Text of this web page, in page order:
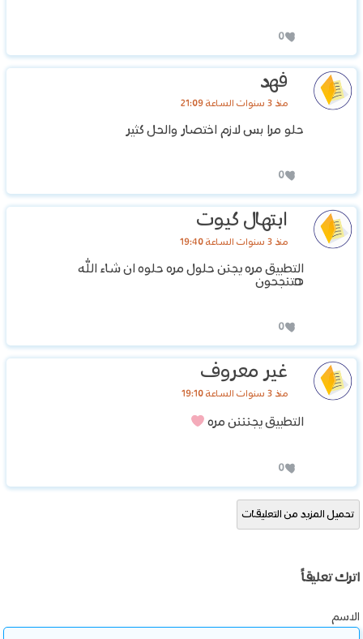
0
فهد
منذ 3 سنوات الساعة 21:09
حلو مرا بس لازم اختصار والحل كثير
0
ابتهال كيوت
منذ 3 سنوات الساعة 19:40
التطبيق مره يجنن حلول مره حلوه ان شاء الله
هتنجحون
0
غير معروف
منذ 3 سنوات الساعة 19:10
التطبيق يجنننن مره
0
تحميل المزيد من التعليقات
اترك تعليقاً
الاسم